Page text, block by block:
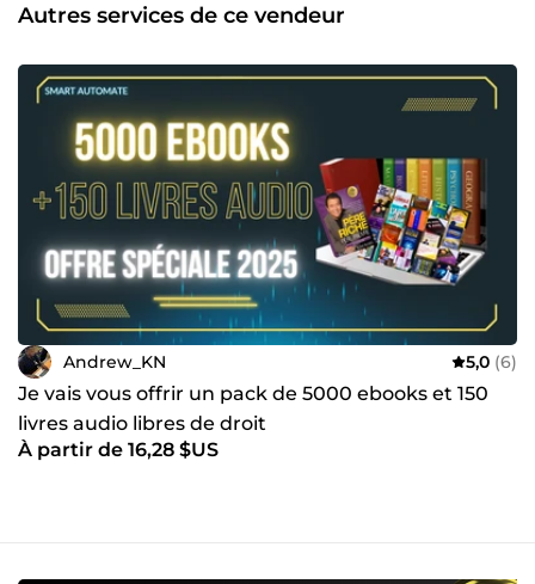
Autres services de ce vendeur
Andrew_KN 5,0 (6)
Je vais vous offrir un pack de 5000 ebooks et 150
livres audio libres de droit
À partir de 16,28 $US